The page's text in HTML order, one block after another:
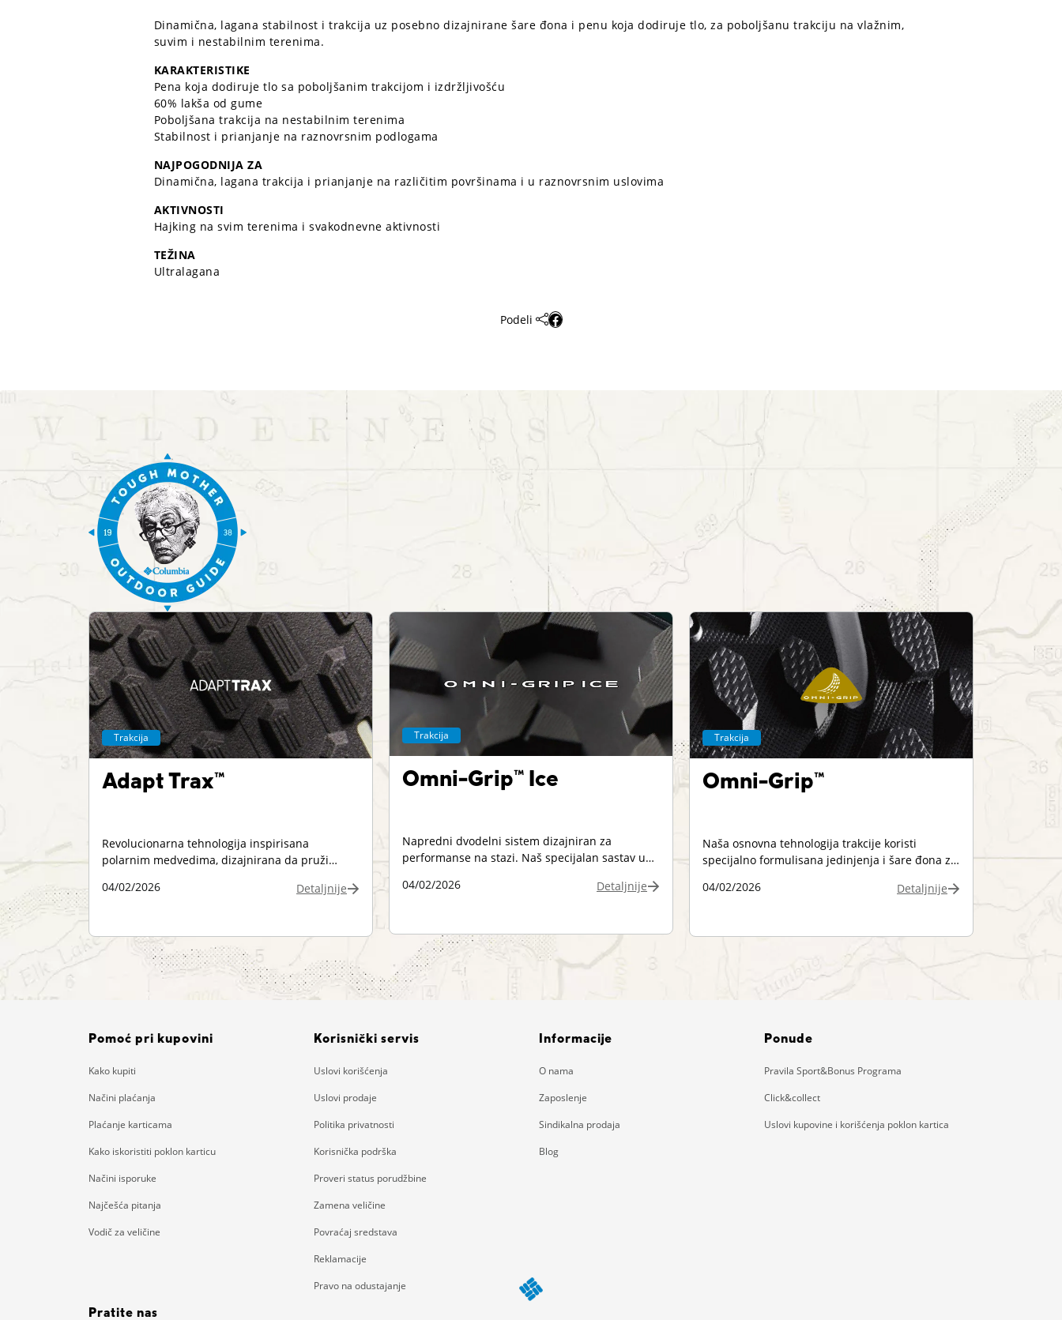
Dinamična, lagana stabilnost i trakcija uz posebno dizajnirane šare đona i penu koja dodiruje tlo, za poboljšanu trakciju na vlažnim,
suvim i nestabilnim terenima.
KARAKTERISTIKE
Pena koja dodiruje tlo sa poboljšanim trakcijom i izdržljivošću
60% lakša od gume
Poboljšana trakcija na nestabilnim terenima
Stabilnost i prianjanje na raznovrsnim podlogama
NAJPOGODNIJA ZA
Dinamična, lagana trakcija i prianjanje na različitim površinama i u raznovrsnim uslovima
AKTIVNOSTI
Hajking na svim terenima i svakodnevne aktivnosti
TEŽINA
Ultralagana
Podeli
Trakcija
Adapt Trax™
Revolucionarna tehnologija inspirisana
polarnim medvedima, dizajnirana da pruži
đona od gume sa specijalnim vlaknima za
04/02/2026 Detaljnije
Trakcija
Omni-Grip™ Ice
Napredni dvodelni sistem dizajniran za
performanse na stazi. Naš specijalan sastav u
đona omogućava bolju trakciju u vlažnim i
04/02/2026 Detaljnije
Trakcija
Omni-Grip™
Naša osnovna tehnologija trakcije koristi
specijalno formulisana jedinjenja i šare đona za
kako u vlažnim, tako i u suvim uslovima.
04/02/2026 Detaljnije
Pomoć pri kupovini
Kako kupiti
Načini plaćanja
Plaćanje karticama
Kako iskoristiti poklon karticu
Načini isporuke
Najčešća pitanja
Vodič za veličine
Korisnički servis
Uslovi korišćenja
Uslovi prodaje
Politika privatnosti
Korisnička podrška
Proveri status porudžbine
Zamena veličine
Povraćaj sredstava
Reklamacije
Pravo na odustajanje
Informacije
O nama
Zaposlenje
Sindikalna prodaja
Blog
Ponude
Pravila Sport&Bonus Programa
Click&collect
Uslovi kupovine i korišćenja poklon kartica
Pratite nas